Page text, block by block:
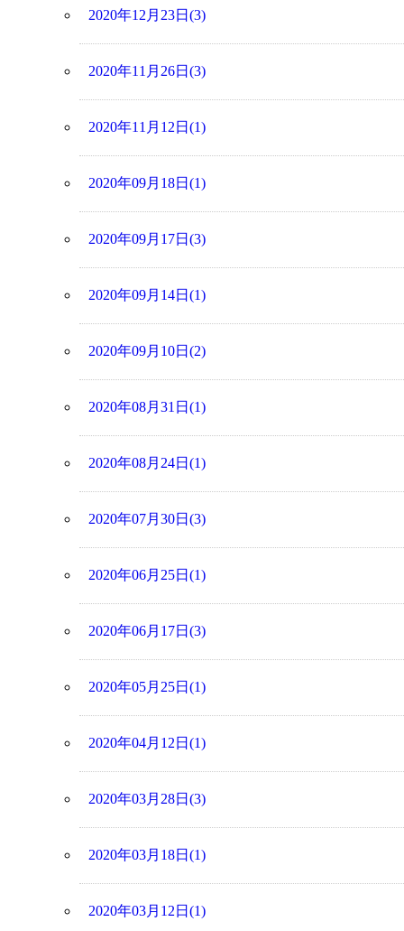
2020年12月23日(3)
2020年11月26日(3)
2020年11月12日(1)
2020年09月18日(1)
2020年09月17日(3)
2020年09月14日(1)
2020年09月10日(2)
2020年08月31日(1)
2020年08月24日(1)
2020年07月30日(3)
2020年06月25日(1)
2020年06月17日(3)
2020年05月25日(1)
2020年04月12日(1)
2020年03月28日(3)
2020年03月18日(1)
2020年03月12日(1)